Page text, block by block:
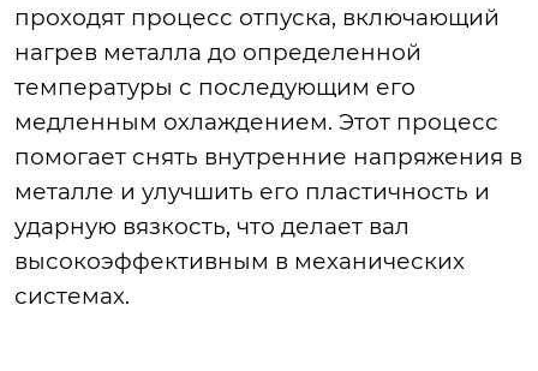
проходят процесс отпуска, включающий
нагрев металла до определенной
температуры с последующим его
медленным охлаждением. Этот процесс
помогает снять внутренние напряжения в
металле и улучшить его пластичность и
ударную вязкость, что делает вал
высокоэффективным в механических
системах.